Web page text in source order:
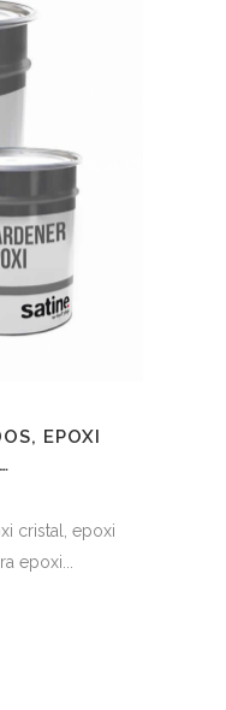
EPOXI
cristal, epoxi
epoxi...